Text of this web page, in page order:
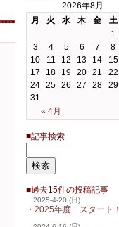
--
2026年8月
月
火 水 木 金 土
« 4月
1
3
4 5 6 7 8
10
11 12 13 14 15
17
18 19 20 21 22
24 25 26 27 28 29
31
■記事検索
■過去15件の投稿記事
2025-4-20 (日)
・ 2025年度 スタート！